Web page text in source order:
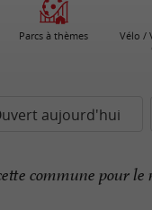
Parcs à thèmes
Vélo /
aujourd'hui
commune pour le